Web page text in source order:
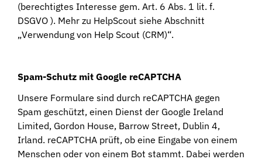
(berechtigtes Interesse gem. Art. 6 Abs. 1 lit. f.
DSGVO ). Mehr zu HelpScout siehe Abschnitt
„Verwendung von Help Scout (CRM)“.
Spam-Schutz mit Google reCAPTCHA
Unsere Formulare sind durch reCAPTCHA gegen
Spam geschützt, einen Dienst der Google Ireland
Limited, Gordon House, Barrow Street, Dublin 4,
Irland. reCAPTCHA prüft, ob eine Eingabe von einem
Menschen oder von einem Bot stammt. Dabei werden